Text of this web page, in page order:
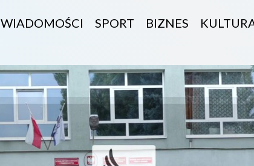
WIADOMOŚCI SPORT BIZNES